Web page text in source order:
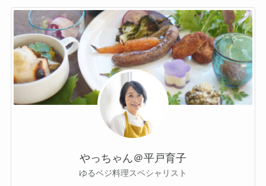
やっちゃん＠平戸育子
ゆるベジ料理スペシャリスト